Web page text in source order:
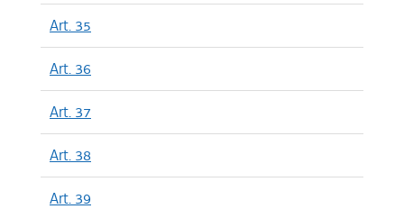
Art. 35
Art. 36
Art. 37
Art. 38
Art. 39